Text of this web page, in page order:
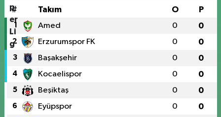
# Takım O P
1 Amed 0 0
2 Erzurumspor FK 0 0
3 Başakşehir 0 0
4 Kocaelispor 0 0
5 Beşiktaş 0 0
6 Eyüpspor 0 0